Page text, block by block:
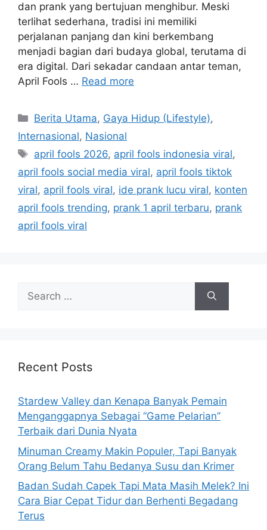
dan prank yang bertujuan menghibur. Meski
terlihat sederhana, tradisi ini memiliki
perjalanan panjang dan kini berkembang
menjadi bagian dari budaya global, terutama di
era digital. Dari sekadar candaan antar teman,
April Fools … Read more
C
a
e
g
o
r
i
Berita Utama, Gaya Hidup (Lifestyle),
Internasional, Nasional
T
a
s
april fools 2026, april fools indonesia viral,
april fools social media viral, april fools tiktok
viral, april fools viral, ide prank lucu viral, konten
april fools trending, prank 1 april terbaru, prank
april fools viral
h
r
:
Recent Posts
Stardew Valley dan Kenapa Banyak Pemain
Menganggapnya Sebagai “Game Pelarian”
Terbaik dari Dunia Nyata
Minuman Creamy Makin Populer, Tapi Banyak
Orang Belum Tahu Bedanya Susu dan Krimer
Badan Sudah Capek Tapi Mata Masih Melek? Ini
Cara Biar Cepat Tidur dan Berhenti Begadang
Terus